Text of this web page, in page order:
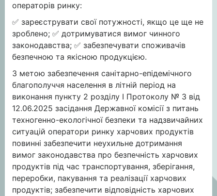
операторів ринку:
✅ зареєструвати свої потужності, якщо це ще не
зроблено; ✅ дотримуватися вимог чинного
законодавства; ✅ забезпечувати споживачів
безпечною та якісною продукцією.
З метою забезпечення санітарно-епідемічного
благополуччя населення в літній період на
виконання пункту 2 розділу І Протоколу № 3 від
12.06.2025 засідання Державної комісії з питань
техногенно-екологічної безпеки та надзвичайних
ситуацій оператори ринку харчових продуктів
повинні забезпечити неухильне дотримання
вимог законодавства про безпечність харчових
продуктів під час транспортування, зберігання,
переробки, пакування та реалізації харчових
продуктів; забезпечити відповідність харчових